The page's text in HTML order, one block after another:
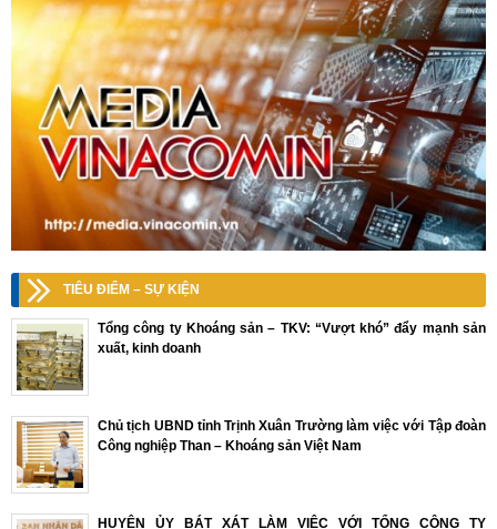
TIÊU ĐIỂM – SỰ KIỆN
Tổng công ty Khoáng sản – TKV: “Vượt khó” đẩy mạnh sản
xuất, kinh doanh
Chủ tịch UBND tỉnh Trịnh Xuân Trường làm việc với Tập đoàn
Công nghiệp Than – Khoáng sản Việt Nam
HUYỆN ỦY BÁT XÁT LÀM VIỆC VỚI TỔNG CÔNG TY